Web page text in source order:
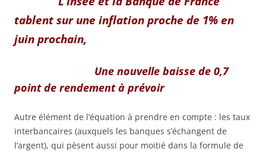
tablent sur une inflation proche de 1% en
juin prochain,
Une nouvelle baisse de 0,7
point de rendement à prévoir
Autre élément de l’équation à prendre en compte : les taux
interbancaires (auxquels les banques s’échangent de
l’argent), qui pèsent aussi pour moitié dans la formule de